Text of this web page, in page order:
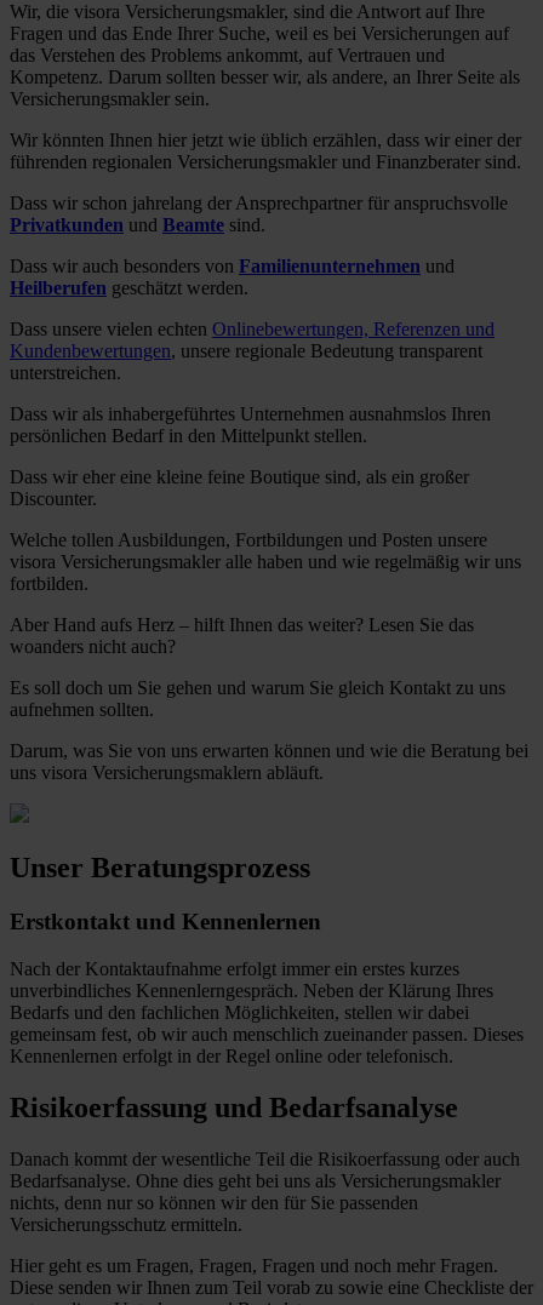
Wir, die visora Versicherungsmakler, sind die Antwort auf Ihre
Fragen und das Ende Ihrer Suche, weil es bei Versicherungen auf
das Verstehen des Problems ankommt, auf Vertrauen und
Kompetenz. Darum sollten besser wir, als andere, an Ihrer Seite als
Versicherungsmakler sein.
Wir könnten Ihnen hier jetzt wie üblich erzählen, dass wir einer der
führenden regionalen Versicherungsmakler und Finanzberater sind.
Dass wir schon jahrelang der Ansprechpartner für anspruchsvolle
Privatkunden und Beamte sind.
Dass wir auch besonders von Familienunternehmen und
Heilberufen geschätzt werden.
Dass unsere vielen echten Onlinebewertungen, Referenzen und
Kundenbewertungen, unsere regionale Bedeutung transparent
unterstreichen.
Dass wir als inhabergeführtes Unternehmen ausnahmslos Ihren
persönlichen Bedarf in den Mittelpunkt stellen.
Dass wir eher eine kleine feine Boutique sind, als ein großer
Discounter.
Welche tollen Ausbildungen, Fortbildungen und Posten unsere
visora Versicherungsmakler alle haben und wie regelmäßig wir uns
fortbilden.
Aber Hand aufs Herz – hilft Ihnen das weiter? Lesen Sie das
woanders nicht auch?
Es soll doch um Sie gehen und warum Sie gleich Kontakt zu uns
aufnehmen sollten.
Darum, was Sie von uns erwarten können und wie die Beratung bei
uns visora Versicherungsmaklern abläuft.
Unser Beratungsprozess
Erstkontakt und Kennenlernen
Nach der Kontaktaufnahme erfolgt immer ein erstes kurzes
unverbindliches Kennenlerngespräch. Neben der Klärung Ihres
Bedarfs und den fachlichen Möglichkeiten, stellen wir dabei
gemeinsam fest, ob wir auch menschlich zueinander passen. Dieses
Kennenlernen erfolgt in der Regel online oder telefonisch.
Risikoerfassung und Bedarfsanalyse
Danach kommt der wesentliche Teil die Risikoerfassung oder auch
Bedarfsanalyse. Ohne dies geht bei uns als Versicherungsmakler
nichts, denn nur so können wir den für Sie passenden
Versicherungsschutz ermitteln.
Hier geht es um Fragen, Fragen, Fragen und noch mehr Fragen.
Diese senden wir Ihnen zum Teil vorab zu sowie eine Checkliste der